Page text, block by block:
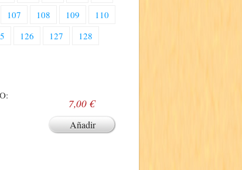
107 108 109
110
126 127
128
7,00 €
Añadir